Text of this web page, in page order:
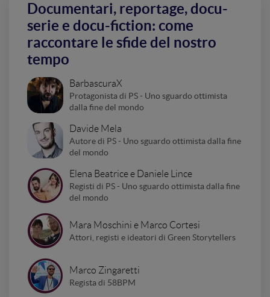
Documentari, reportage, docu-
serie e docu-fiction: come
raccontare le sfide del nostro
tempo
BarbascuraX
Protagonista di PS - Uno sguardo ottimista
dalla fine del mondo
Davide Mela
Autore di PS - Uno sguardo ottimista dalla fine
del mondo
Elena Beatrice e Daniele Lince
Registi di PS - Uno sguardo ottimista dalla fine
del mondo
Mara Moschini e Marco Cortesi
Attori, registi e ideatori di Green Storytellers
Marco Zingaretti
Regista di 58BPM